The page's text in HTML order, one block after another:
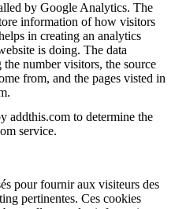
by Google Analytics. The
information of how visitors
in creating an analytics
is doing. The data
number visitors, the source
from, and the pages visted in
addthis.com to determine the
service.
pour fournir aux visiteurs des
pertinentes. Ces cookies